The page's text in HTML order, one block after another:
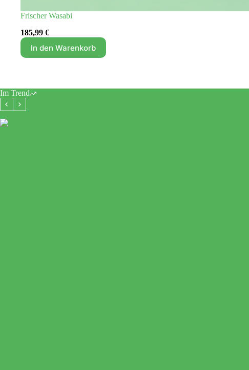
Frischer Wasabi
185,99 €
In den Warenkorb
Im Trend